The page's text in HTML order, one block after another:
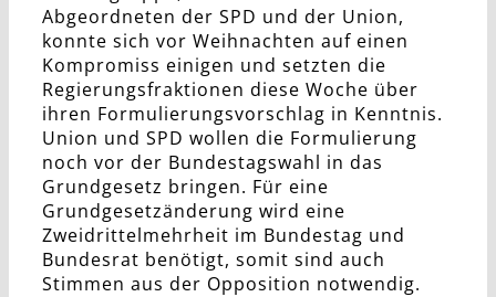
Abgeordneten der SPD und der Union,
konnte sich vor Weihnachten auf einen
Kompromiss einigen und setzten die
Regierungsfraktionen diese Woche über
ihren Formulierungsvorschlag in Kenntnis.
Union und SPD wollen die Formulierung
noch vor der Bundestagswahl in das
Grundgesetz bringen. Für eine
Grundgesetzänderung wird eine
Zweidrittelmehrheit im Bundestag und
Bundesrat benötigt, somit sind auch
Stimmen aus der Opposition notwendig.